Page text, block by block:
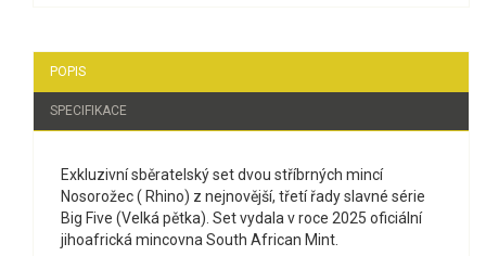
POPIS
SPECIFIKACE
Exkluzivní sběratelský set dvou stříbrných mincí
Nosorožec ( Rhino) z nejnovější, třetí řady slavné série
Big Five (Velká pětka). Set vydala v roce 2025 oficiální
jihoafrická mincovna South African Mint.